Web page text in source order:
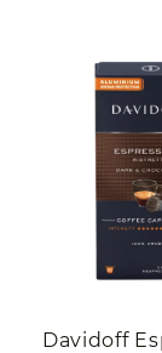
Davidoff